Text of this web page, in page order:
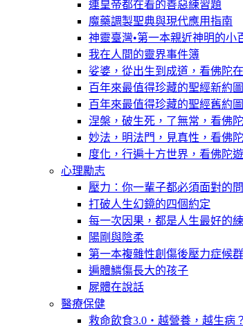
連皇帝都在看的善惡練習題
魔藥調製聖典與現代應用指南
神靈臺灣•第一本親近神明的小
我在人間的靈界事件簿
娑婆，從出生到成道，看佛陀
百年來最值得珍藏的聖經新約
百年來最值得珍藏的聖經舊約
涅槃，破生死，了無常，看佛
妙法，明法門，見真性，看佛
度化，行遍十方世界，看佛陀
心理勵志
壓力：你一輩子都必須面對的
打破人生幻鏡的四個約定
每一次因果，都是人生最好的
陽剛與陰柔
第一本複雜性創傷後壓力症候
遍體鱗傷長大的孩子
屍體在說話
醫療保健
救命飲食3.0‧越營養，越生病